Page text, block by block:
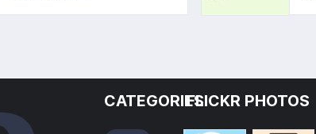
CATEGORIESFLICKR PHOTOS